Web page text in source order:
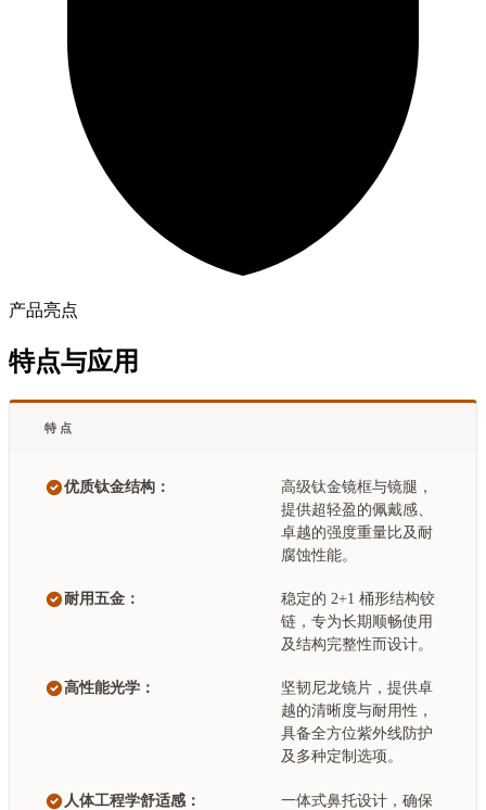
产品亮点
特点与应用
特点
优质钛金结构：
高级钛金镜框与镜腿，
提供超轻盈的佩戴感、
卓越的强度重量比及耐
腐蚀性能。
耐用五金：
稳定的 2+1 桶形结构铰
链，专为长期顺畅使用
及结构完整性而设计。
高性能光学：
坚韧尼龙镜片，提供卓
越的清晰度与耐用性，
具备全方位紫外线防护
及多种定制选项。
人体工程学舒适感：
一体式鼻托设计，确保